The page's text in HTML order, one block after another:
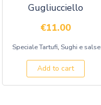
Gugliucciello
€11.00
Speciale Tartufi, Sughi e salse
Add to cart